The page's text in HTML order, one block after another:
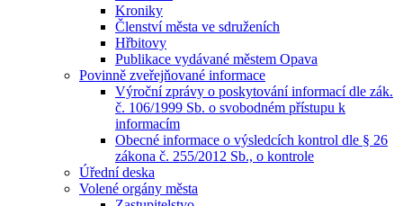
Kroniky
Členství města ve sdruženích
Hřbitovy
Publikace vydávané městem Opava
Povinně zveřejňované informace
Výroční zprávy o poskytování informací dle zák.
č. 106/1999 Sb. o svobodném přístupu k
informacím
Obecné informace o výsledcích kontrol dle § 26
zákona č. 255/2012 Sb., o kontrole
Úřední deska
Volené orgány města